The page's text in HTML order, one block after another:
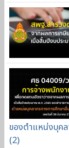
ของตำแหน่งบุค
(2)